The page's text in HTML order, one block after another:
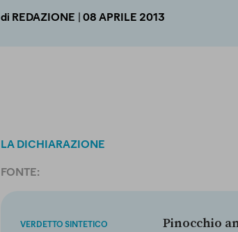
di REDAZIONE | 08 APRILE 2013
LA DICHIARAZIONE
FONTE:
VERDETTO SINTETICO Pinocchio